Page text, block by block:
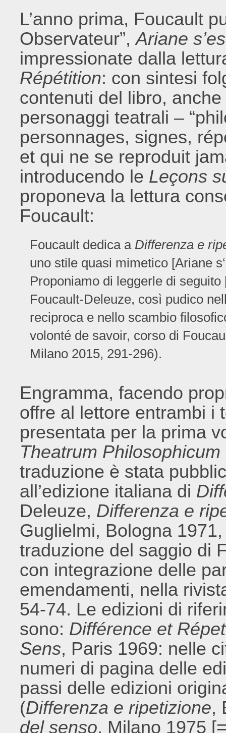
L’anno prima, Foucault
Observateur”,Ariane
impressionate dalla
Répétition: con sintesi
contenuti del libro,
personaggi teatrali –
personnages, signes,
et qui ne se reproduit
introducendo le Leçons
proponeva la lettura
Foucault:
Foucault dedica a Differenza e
uno stile quasi mimetico [Ariane
Proponiamo di leggerle di
Foucault-Deleuze, così pudico
reciproca e nello scambio
volonté de savoir, corso di
Milano 2015, 291-296).
Engramma, facendo
offre al lettore entrambi i
presentata per la prima
Theatrum Philosophicum
traduzione è stata
all’edizione italiana di
Deleuze, Differenza e
Guglielmi, Bologna
traduzione del saggio di
con integrazione delle
emendamenti, nella
54-74. Le edizioni di
sono: Différence et
Sens, Paris 1969: nelle
numeri di pagina delle
passi delle edizioni
(Differenza e ripetizione,
del senso, Milano 1975